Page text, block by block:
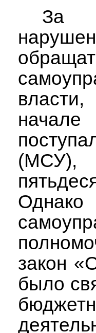
За
начале
(МСУ),
Однако
закон
было